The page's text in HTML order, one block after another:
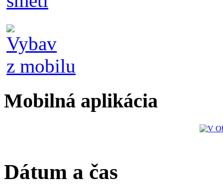
Mobilná aplikácia
Dátum a čas